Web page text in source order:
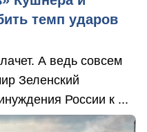
темп ударов
А ведь совсем
Зеленский
России к ...